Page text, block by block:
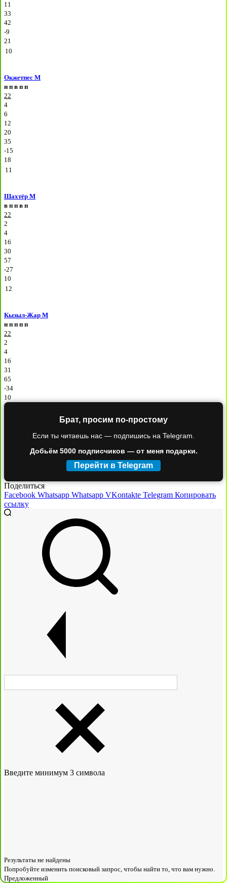
11
33
42
-9
21
10
Окжетпес М
н п в п п
22
4
6
12
20
35
-15
18
11
Шахтёр М
в п п в п
22
2
4
16
30
57
-27
10
12
Кызыл-Жар М
н п п п п
22
2
4
16
31
65
-34
10
Брат, просим по-простому
Если ты читаешь нас — подпишись на Telegram.
Добьём 5000 подписчиков — от меня подарки.
Перейти в Telegram
Поделиться
Facebook Whatsapp Whatsapp VKontakte Telegram Копировать
ссылку
Введите минимум 3 символа
Результаты не найдены
Попробуйте изменить поисковый запрос, чтобы найти то, что вам нужно.
Предложенный